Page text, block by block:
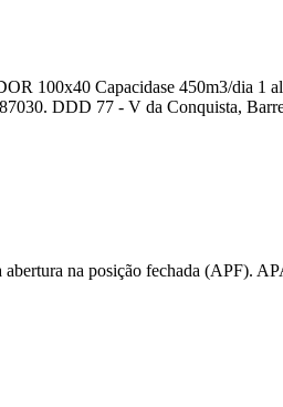
100x40 Capacidase 450m3/dia 1
DDD 77 - V da Conquista,
na posição fechada (APF).